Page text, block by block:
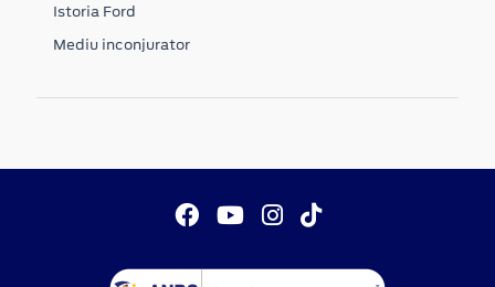
Istoria Ford
Mediu inconjurator